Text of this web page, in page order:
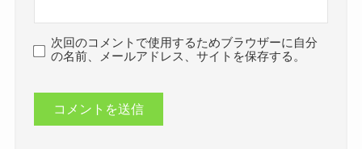
次回のコメントで使用するためブラウザーに自分
の名前、メールアドレス、サイトを保存する。